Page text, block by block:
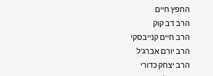
החפץ חיים
הרב דב קוק
הרב חיים קנייבסקי
הרב יורם אברג'ל
הרב יצחק כדורי